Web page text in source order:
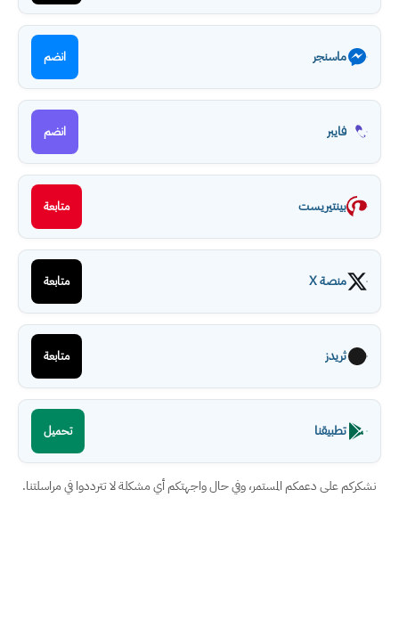
ماسنجر انضم
فايبر انضم
بينتيريست متابعة
منصة X متابعة
ثريدز متابعة
تطبيقنا تحميل
نشكركم على دعمكم المستمر، وفي حال واجهتكم أي مشكلة لا تترددوا في مراسلتنا.